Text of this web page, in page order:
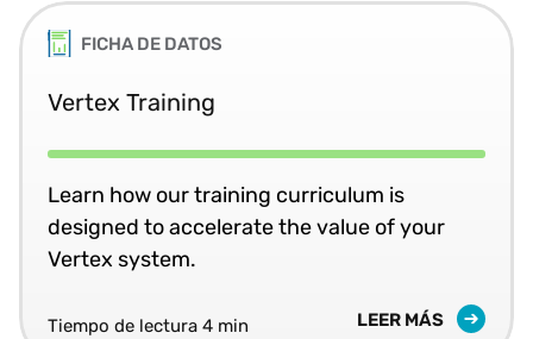
FICHA DE DATOS
Vertex Training
Learn how our training curriculum is
designed to accelerate the value of your
Vertex system.
Tiempo de lectura 4 min LEER MÁS